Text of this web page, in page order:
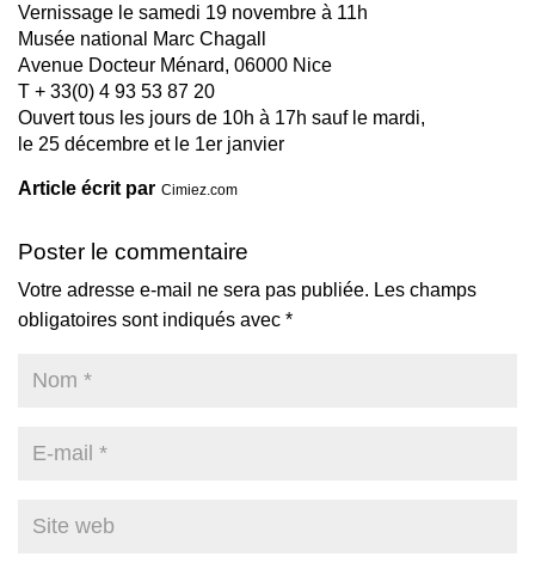
Vernissage le samedi 19 novembre à 11h
Musée national Marc Chagall
Avenue Docteur Ménard, 06000 Nice
T + 33(0) 4 93 53 87 20
Ouvert tous les jours de 10h à 17h sauf le mardi,
le 25 décembre et le 1er janvier
Article écrit par Cimiez.com
Poster le commentaire
Votre adresse e-mail ne sera pas publiée. Les champs
obligatoires sont indiqués avec *